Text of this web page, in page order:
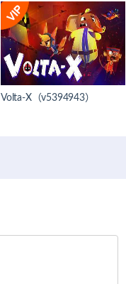
Volta-X（v5394943）